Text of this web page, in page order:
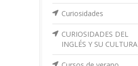
Curiosidades
CURIOSIDADES DEL
INGLÉS Y SU CULTURA